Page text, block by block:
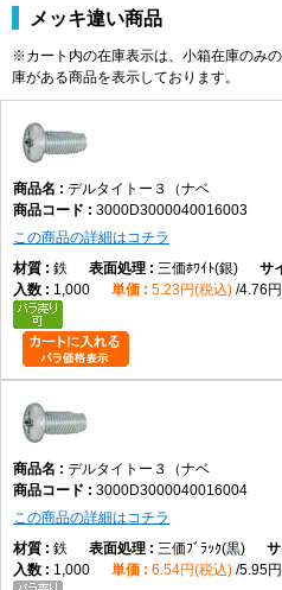
メッキ違い商品
※カート内の在庫表示は、小箱在庫のみ
庫がある商品を表示しております。
デルタイトー３（ナベ
3000D3000040016003
この商品の詳細はコチラ
鉄
三価ﾎﾜｲﾄ(銀)
1,000
5.23円(税込) 4.76
デルタイトー３（ナベ
3000D3000040016004
この商品の詳細はコチラ
鉄
三価ﾌﾞﾗｯｸ(黒)
1,000
6.54円(税込) 5.95